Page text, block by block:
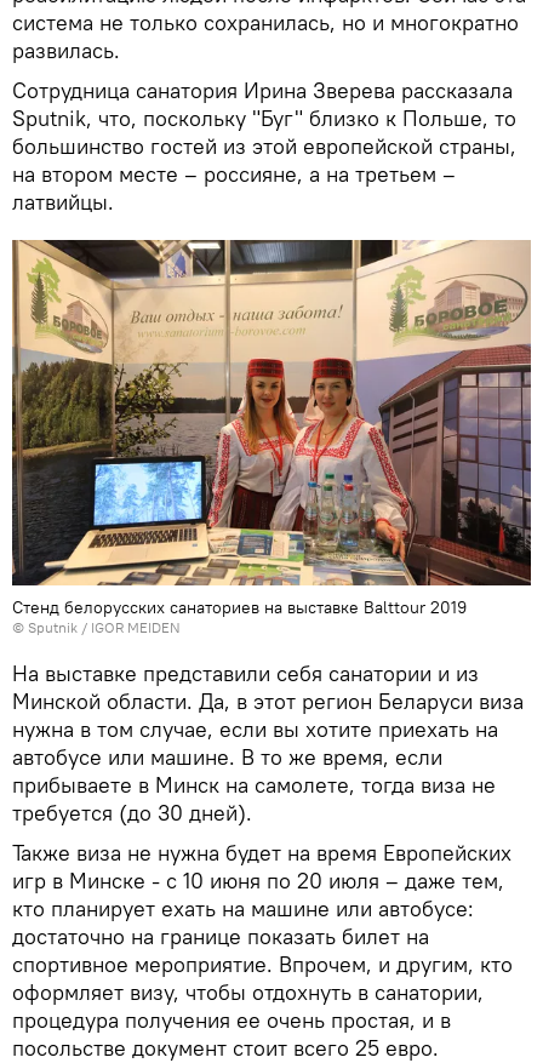
система не только сохранилась, но и многократно
развилась.
Сотрудница санатория Ирина Зверева рассказала
Sputnik, что, поскольку "Буг" близко к Польше, то
большинство гостей из этой европейской страны,
на втором месте – россияне, а на третьем –
латвийцы.
Стенд белорусских санаториев на выставке Balttour 2019
© Sputnik / IGOR MEIDEN
На выставке представили себя санатории и из
Минской области. Да, в этот регион Беларуси виза
нужна в том случае, если вы хотите приехать на
автобусе или машине. В то же время, если
прибываете в Минск на самолете, тогда виза не
требуется (до 30 дней).
Также виза не нужна будет на время Европейских
игр в Минске - с 10 июня по 20 июля – даже тем,
кто планирует ехать на машине или автобусе:
достаточно на границе показать билет на
спортивное мероприятие. Впрочем, и другим, кто
оформляет визу, чтобы отдохнуть в санатории,
процедура получения ее очень простая, и в
посольстве документ стоит всего 25 евро.